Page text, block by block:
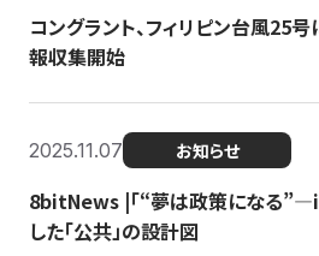
コングラント、フィリピン台風25
報収集開始
2025.11.07 お知らせ
8bitNews |「“夢は政策になる
した「公共」の設計図